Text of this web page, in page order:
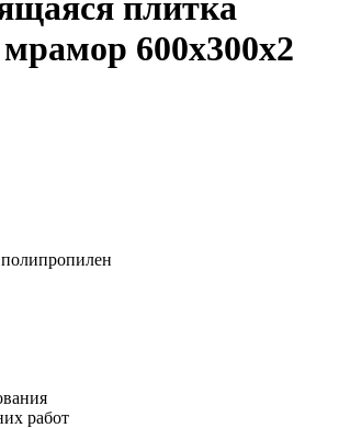
плитка
600х300х2
работ